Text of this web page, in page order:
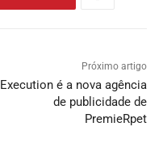
Próximo artigo
Execution é a nova agência
de publicidade de
PremieRpet